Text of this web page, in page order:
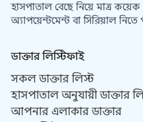
হাসপাতাল বেছে নিয়ে মাত্র
অ্যাপয়েন্টমেন্ট বা সিরিয়াল নিতে
ডাক্তার লিস্টিফাই
সকল ডাক্তার লিস্ট
হাসপাতাল অনুযায়ী ডাক্তার
আপনার এলাকার ডাক্তার